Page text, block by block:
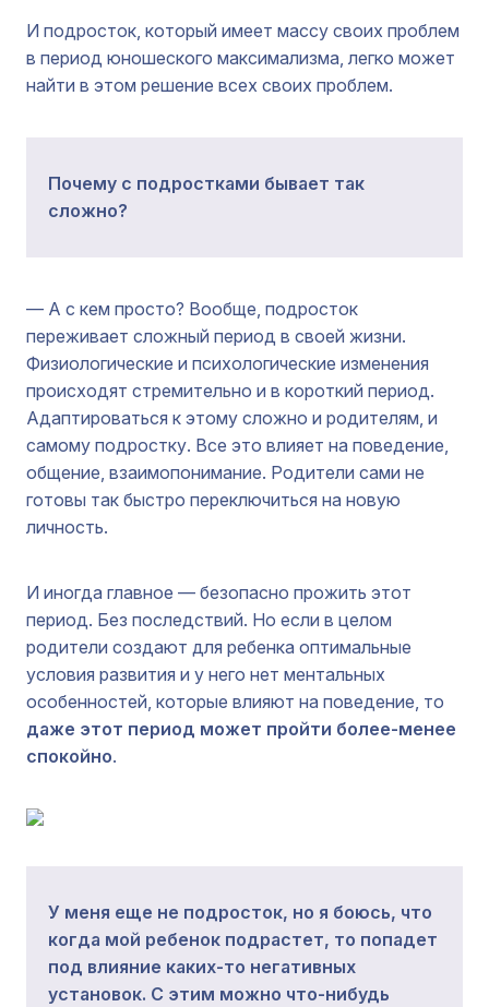
И подросток, который имеет массу своих проблем
в период юношеского максимализма, легко может
найти в этом решение всех своих проблем.
Почему с подростками бывает так
сложно?
— А с кем просто? Вообще, подросток
переживает сложный период в своей жизни.
Физиологические и психологические изменения
происходят стремительно и в короткий период.
Адаптироваться к этому сложно и родителям, и
самому подростку. Все это влияет на поведение,
общение, взаимопонимание. Родители сами не
готовы так быстро переключиться на новую
личность.
И иногда главное — безопасно прожить этот
период. Без последствий. Но если в целом
родители создают для ребенка оптимальные
условия развития и у него нет ментальных
особенностей, которые влияют на поведение, то
даже этот период может пройти более-менее
спокойно.
У меня еще не подросток, но я боюсь, что
когда мой ребенок подрастет, то попадет
под влияние каких-то негативных
установок. С этим можно что-нибудь